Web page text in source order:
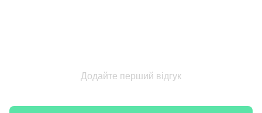
Додайте перший відгук